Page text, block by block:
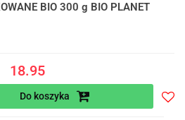
BIO 300 g BIO PLANET
18.95
Do koszyka